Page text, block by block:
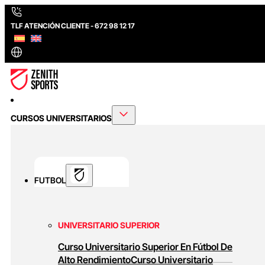
TLF ATENCIÓN CLIENTE - 672 98 12 17
CURSOS UNIVERSITARIOS
FUTBOL
UNIVERSITARIO SUPERIOR
Curso Universitario Superior En Fútbol De
Alto RendimientoCurso Universitario